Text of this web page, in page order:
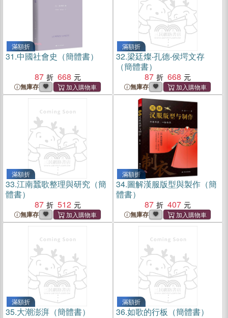
滿額折
31.中國社會史（簡體書）
87
668
無庫存
滿額折
32.梁廷燦‧孔德‧侯堮文存
（簡體書）
87
668
無庫存
滿額折
33.江南蠶歌整理與研究（簡
體書）
87
512
無庫存
滿額折
34.圖解漢服版型與製作（簡
體書）
87
407
無庫存
滿額折
35.大潮澎湃（簡體書）
滿額折
36.如歌的行板（簡體書）